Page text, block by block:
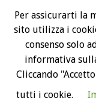
EasyJet,
il Regno
Per assicurarti la
sito utilizza i
consenso solo
informativa
Cliccando
tutti i cookie.